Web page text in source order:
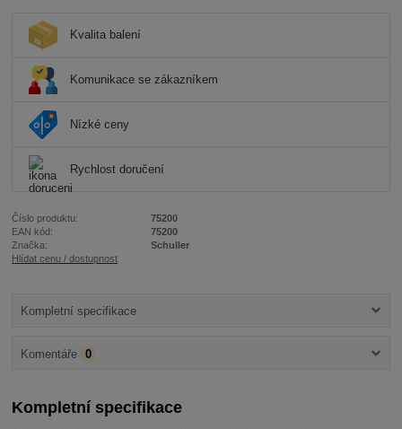
Kvalita balení
Komunikace se zákazníkem
Nízké ceny
Rychlost doručení
Číslo produktu:
75200
EAN kód:
75200
Značka:
Schuller
Hlídat cenu / dostupnost
Kompletní specifikace
Komentáře 0
Kompletní specifikace